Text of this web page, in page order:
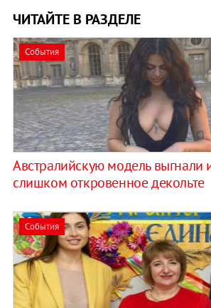
ЧИТАЙТЕ В РАЗДЕЛЕ
События
Австралийскую модель выгнали
слишком откровенное декольте
События